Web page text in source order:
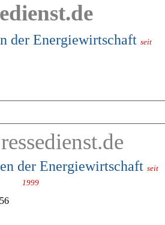
der Energiewirtschaft seit
der Energiewirtschaft seit
1999